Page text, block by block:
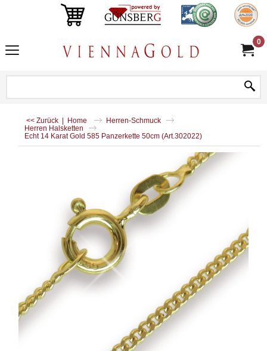
0
<< Zurück | Home
Herren-Schmuck
Herren Halsketten
Echt 14 Karat Gold 585 Panzerkette 50cm (Art.302022)